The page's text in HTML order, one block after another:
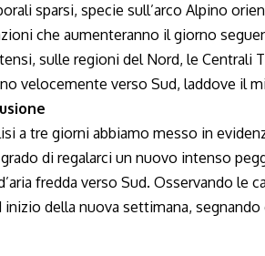
sparsi, specie sull’arco Alpino
che aumenteranno il giorno
sulle regioni del Nord, le Centrali
velocemente verso Sud, laddove il
a tre giorni abbiamo messo in
di regalarci un nuovo intenso
fredda verso Sud. Osservando le
inizio della nuova settimana,